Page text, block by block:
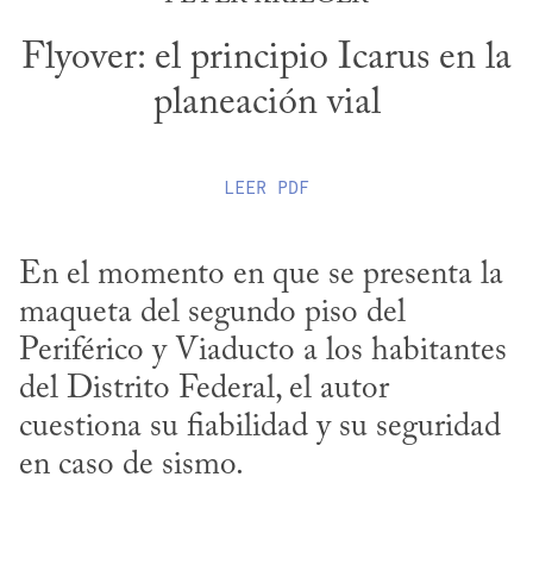
Flyover: el principio Icarus en la
planeación vial
LEER PDF
En el momento en que se presenta la
maqueta del segundo piso del
Periférico y Viaducto a los habitantes
del Distrito Federal, el autor
cuestiona su fiabilidad y su seguridad
en caso de sismo.